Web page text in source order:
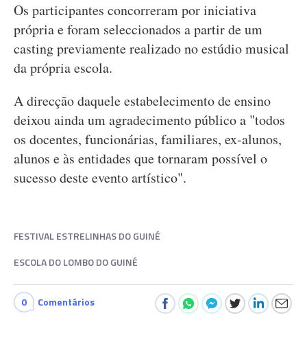
Os participantes concorreram por iniciativa
própria e foram seleccionados a partir de um
casting previamente realizado no estúdio musical
da própria escola.
A direcção daquele estabelecimento de ensino
deixou ainda um agradecimento público a "todos
os docentes, funcionárias, familiares, ex-alunos,
alunos e às entidades que tornaram possível o
sucesso deste evento artístico".
FESTIVAL ESTRELINHAS DO GUINÉ
ESCOLA DO LOMBO DO GUINÉ
0 Comentários